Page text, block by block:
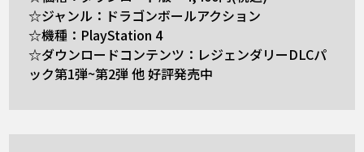
☆ジャンル：ドラゴンボールアクション
☆機種：PlayStation 4
☆ダウンロードコンテンツ：レジェンダリーDLCパ
ック第1弾~第2弾 他 好評発売中